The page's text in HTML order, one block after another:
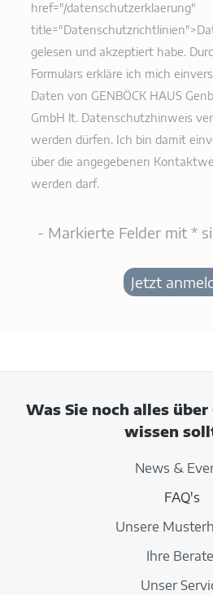
href="/datenschutzerklaerung"
gelesen und akzeptiert habe.
Formulars erkläre ich mich
Daten von GENBÖCK HAUS
GmbH lt. Datenschutzhinweis
werden dürfen. Ich bin damit
über die angegebenen
werden darf.
- Markierte Felder mit *
Was Sie noch alles über
wissen
News &
FAQ's
Unsere
Ihre
Unser